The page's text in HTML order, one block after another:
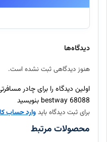
آیا این محصول اورجینال است؟
بله، تمامی محصولات موجود
ارسال سفارش چند روز طول
آیا امکان بازگرداندن کالا وجود
دیدگاه‌ها
هنوز دیدگاهی ثبت نشده است.
68088 bestway بنویسید
برای ثبت دیدگاه بایدوارد حساب
محصولات مرتبط